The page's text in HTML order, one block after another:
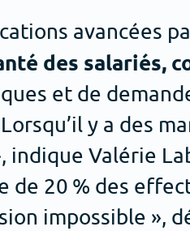
avancées
des salariés,
et de
y a des
indique Valérie
de 20 % des
impossible »,